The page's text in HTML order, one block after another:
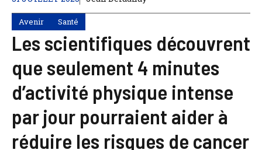
Avenir Santé
Les scientifiques découvrent
que seulement 4 minutes
d’activité physique intense
par jour pourraient aider à
réduire les risques de cancer